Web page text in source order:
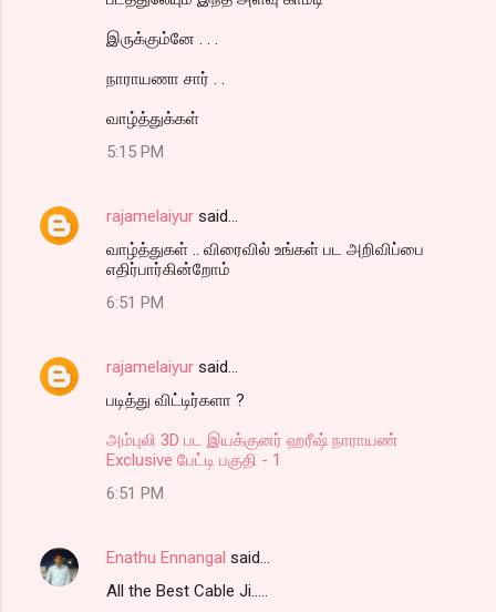
இருக்கும்னே . . .
நாராயணா சார் . .
வாழ்த்துக்கள்
5:15 PM
rajamelaiyur said…
வாழ்த்துகள் .. விரைவில் உங்கள் பட அறிவிப்பை
எதிர்பார்கின்றோம்
6:51 PM
rajamelaiyur said…
படித்து விட்டிர்களா ?
அம்புலி 3D பட இயக்குனர் ஹரீஷ் நாராயண்
Exclusive பேட்டி பகுதி - 1
6:51 PM
Enathu Ennangal said…
All the Best Cable Ji.....